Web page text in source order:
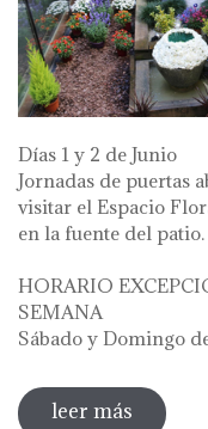
Días 1 y 2 de Junio
Jornadas de puertas
visitar el Espacio
en la fuente del patio.
HORARIO
SEMANA
Sábado y Domingo
leer más sobre